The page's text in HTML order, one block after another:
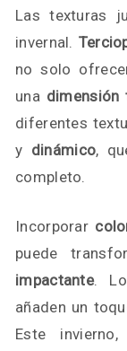
Las texturas
invernal.
no solo
una dimensión
diferentes
y dinámico,
completo.
Incorporar
puede
impactante.
añaden un
Este